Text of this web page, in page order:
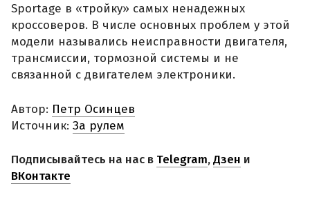
Sportage в «тройку» самых ненадежных
кроссоверов. В числе основных проблем у этой
модели назывались неисправности двигателя,
трансмиссии, тормозной системы и не
связанной с двигателем электроники.
Автор: Петр Осинцев
Источник: За рулем
Подписывайтесь на нас в Telegram,Дзен и
ВКонтакте